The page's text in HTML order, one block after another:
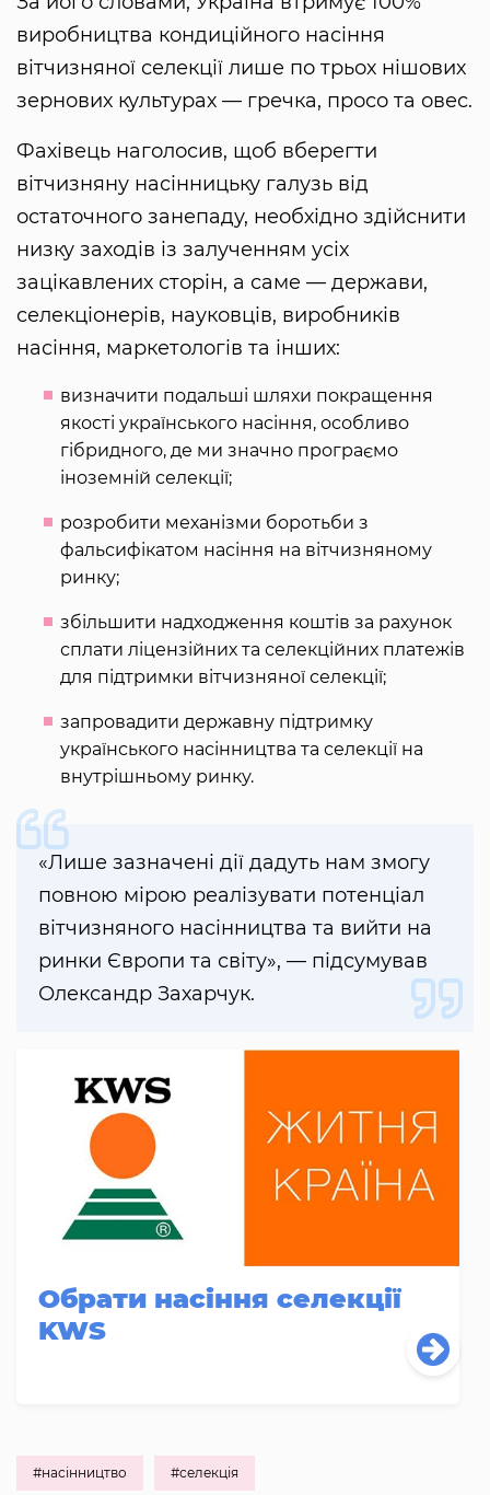
виробництва кондиційного насіння
вітчизняної селекції лише по трьох нішових
зернових культурах — гречка, просо та овес.
Фахівець наголосив, щоб вберегти
вітчизняну насінницьку галузь від
остаточного занепаду, необхідно здійснити
низку заходів із залученням усіх
зацікавлених сторін, а саме — держави,
селекціонерів, науковців, виробників
насіння, маркетологів та інших:
визначити подальші шляхи покращення
якості українського насіння, особливо
гібридного, де ми значно програємо
іноземній селекції;
розробити механізми боротьби з
фальсифікатом насіння на вітчизняному
ринку;
збільшити надходження коштів за рахунок
сплати ліцензійних та селекційних платежів
для підтримки вітчизняної селекції;
запровадити державну підтримку
українського насінництва та селекції на
внутрішньому ринку.
«Лише зазначені дії дадуть нам змогу
повною мірою реалізувати потенціал
вітчизняного насінництва та вийти на
ринки Європи та світу», — підсумував
Олександр Захарчук.
Обрати насіння селекції
KWS
#насінництво #селекція